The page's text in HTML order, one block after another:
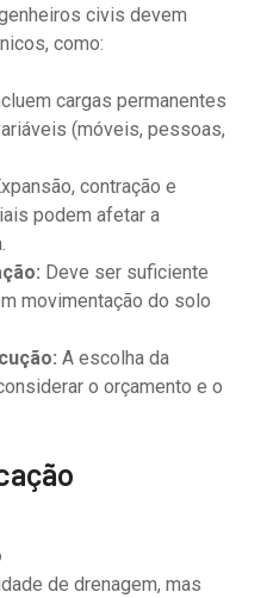
civis devem
como:
cargas permanentes
(móveis, pessoas,
contração e
podem afetar a
Deve ser suficiente
movimentação do solo
A escolha da
o orçamento e o
de drenagem, mas